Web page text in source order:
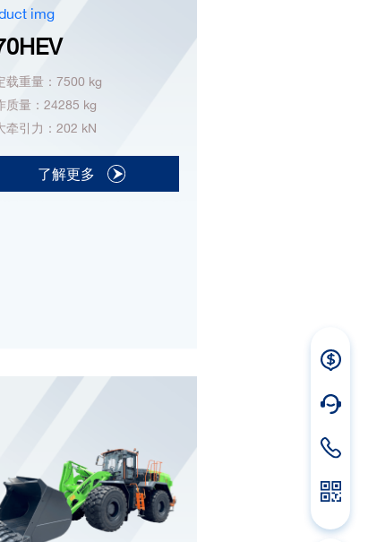
询价
服务
电话
kaiyun
开云
载重量：7500 kg
质量：24285 kg
牵引力：202 kN
了解更多